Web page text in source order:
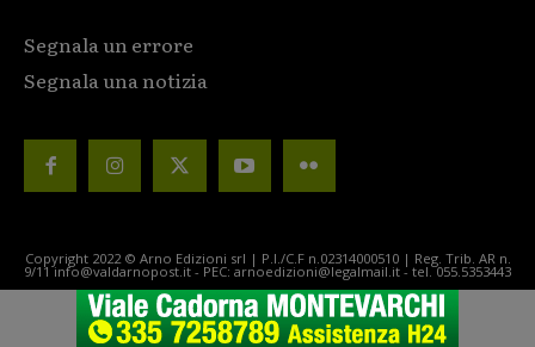
Segnala un errore
Segnala una notizia
Copyright 2022 © Arno Edizioni srl | P.I./C.F n.02314000510 | Reg. Trib. AR n.
9/11 info@valdarnopost.it - PEC: arnoedizioni@legalmail.it - tel. 055.5353443